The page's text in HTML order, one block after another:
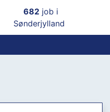
682 job i
Sønderjylland